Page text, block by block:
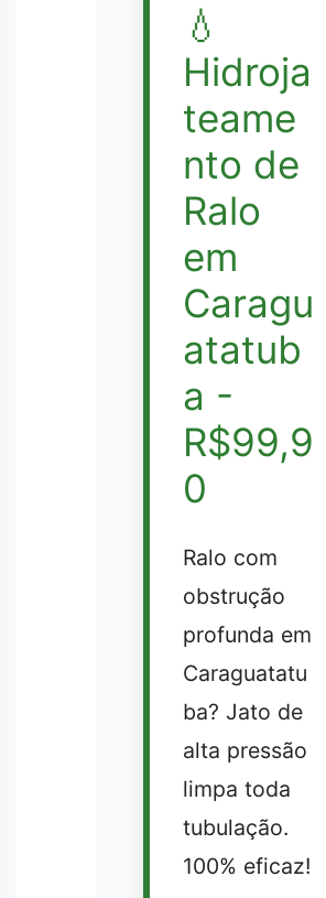
💧
Hidroja
teame
nto de
Ralo
em
Caragu
atatub
a -
R$99,9
0
Ralo com
obstrução
profunda em
Caraguatatu
ba? Jato de
alta pressão
limpa toda
tubulação.
100% eficaz!